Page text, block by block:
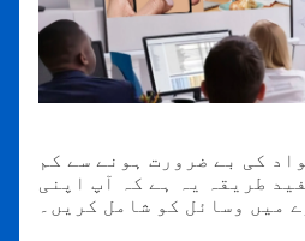
کی بے ضرورت ہونے سے کم
طریقہ یہ ہے کہ آپ اپنی
میں وسائل کو شامل کریں۔